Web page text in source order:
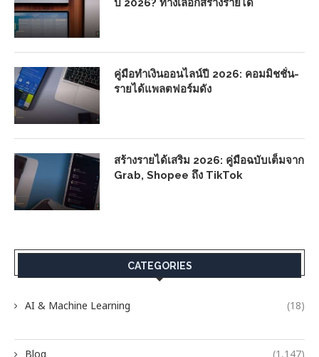
ปี 2026? ทางเลือกสร้างรายได้
คู่มือทำเงินออนไลน์ปี 2026: คอมมิชชั่น-
รายได้แพลตฟอร์มดัง
สร้างรายได้เสริม 2026: คู่มือฉบับเต็มจาก
Grab, Shopee ถึง TikTok
CATEGORIES
AI & Machine Learning (18)